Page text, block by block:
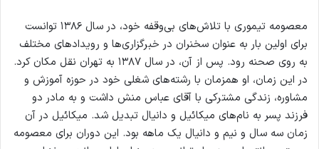
معصومه تیموری با تلاش‌های بی‌وقفه خود، در سال ۱۳۸۶ توانست
برای اولین بار به عنوان سخنران در خبرگزاری‌ها و رویدادهای مختلف
به روی صحنه رود. پس از آن، در سال ۱۳۸۷ به تهران نقل مکان کرد.
در این زمان، او همزمان با رشته‌های شغلی خود در حوزه آموزش و
مشاوره، زندگی مشترکی با آقای عباس منش داشت و به مادر دو
فرزند پسر به نام‌های میکائیل و دانیال تبدیل شد. میکائیل در آن
زمان سه سال و نیم و دانیال یک ماهه بود. این دوران برای معصومه